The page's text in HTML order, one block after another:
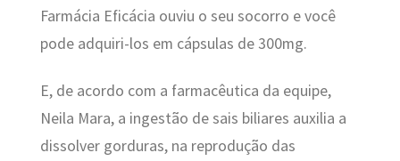
Farmácia Eficácia ouviu o seu socorro e você
pode adquiri-los em cápsulas de 300mg.
E, de acordo com a farmacêutica da equipe,
Neila Mara, a ingestão de sais biliares auxilia a
dissolver gorduras, na reprodução das